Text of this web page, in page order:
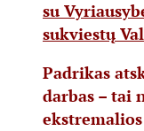
su
sukviestų
Padrikas
darbas – tai